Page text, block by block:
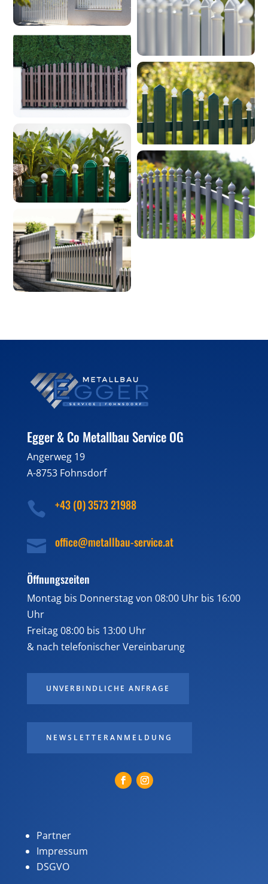
Egger & Co Metallbau Service OG
Angerweg 19
A-8753 Fohnsdorf
 +43 (0) 3573 21988
 office@metallbau-service.at
Öffnungszeiten
Montag bis Donnerstag von 08:00 Uhr bis 16:00
Uhr
Freitag 08:00 bis 13:00 Uhr
& nach telefonischer Vereinbarung
UNVERBINDLICHE ANFRAGE
NEWSLETTERANMELDUNG
Partner
Impressum
DSGVO